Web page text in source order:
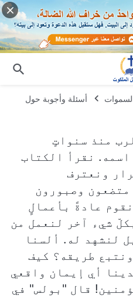
أسئلة وأجوبة حول
منذ سنواتٍ
نقرأ الكتاب
ونعترف
وصبورون
عادةً بأعمالٍ
شيء آخر لنعمل من
لنشهد له. ألسنا
طريقه؟ كيف
أي إيمان واقعي
قال "بولس" في